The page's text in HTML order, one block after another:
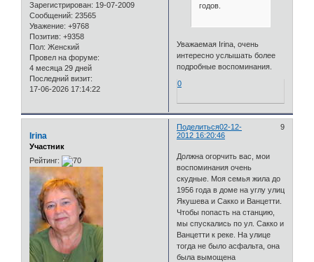
Зарегистрирован: 19-07-2009
Сообщений: 23565
Уважение: +9768
Позитив: +9358
Пол: Женский
Провел на форуме:
4 месяца 29 дней
Последний визит:
17-06-2026 17:14:22
годов.
Уважаемая Irina, очень
интересно услышать более
подробные воспоминания.
0
Поделиться 9
02-12-
2012 16:20:46
Irina
Участник
Рейтинг:
Должна огорчить вас, мои
воспоминания очень
скудные. Моя семья жила до
1956 года в доме на углу улиц
Якушева и Сакко и Ванцетти.
Чтобы попасть на станцию,
мы спускались по ул. Сакко и
Ванцетти к реке. На улице
тогда не было асфальта, она
была вымощена